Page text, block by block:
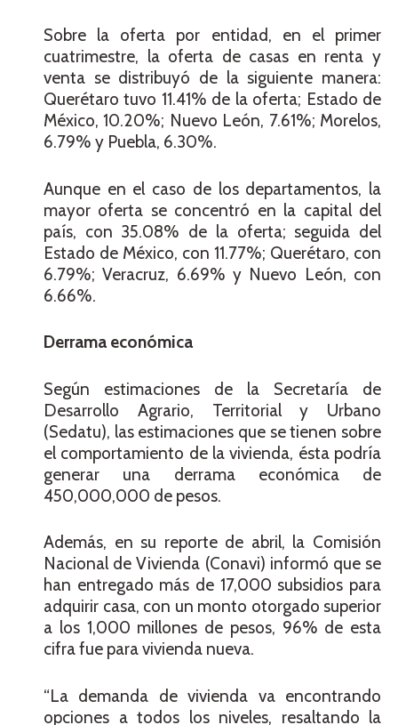
Sobre la oferta por entidad, en el primer
cuatrimestre, la oferta de casas en renta y
venta se distribuyó de la siguiente manera:
Querétaro tuvo 11.41% de la oferta; Estado de
México, 10.20%; Nuevo León, 7.61%; Morelos,
6.79% y Puebla, 6.30%.
Aunque en el caso de los departamentos, la
mayor oferta se concentró en la capital del
país, con 35.08% de la oferta; seguida del
Estado de México, con 11.77%; Querétaro, con
6.79%; Veracruz, 6.69% y Nuevo León, con
6.66%.
Derrama económica
Según estimaciones de la Secretaría de
Desarrollo Agrario, Territorial y Urbano
(Sedatu), las estimaciones que se tienen sobre
el comportamiento de la vivienda, ésta podría
generar una derrama económica de
450,000,000 de pesos.
Además, en su reporte de abril, la Comisión
Nacional de Vivienda (Conavi) informó que se
han entregado más de 17,000 subsidios para
adquirir casa, con un monto otorgado superior
a los 1,000 millones de pesos, 96% de esta
cifra fue para vivienda nueva.
“La demanda de vivienda va encontrando
opciones a todos los niveles, resaltando la